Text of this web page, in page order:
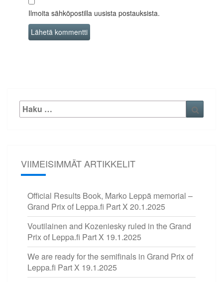
Ilmoita sähköpostilla uusista postauksista.
Etsi:
VIIMEISIMMÄT ARTIKKELIT
Official Results Book, Marko Leppä memorial –
Grand Prix of Leppa.fi Part X 20.1.2025
Voutilainen and Kozeniesky ruled in the Grand
Prix of Leppa.fi Part X 19.1.2025
We are ready for the semifinals in Grand Prix of
Leppa.fi Part X 19.1.2025